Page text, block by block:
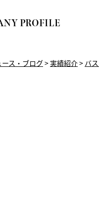
PROFILE
ース・ブログ> 実績紹介> バ